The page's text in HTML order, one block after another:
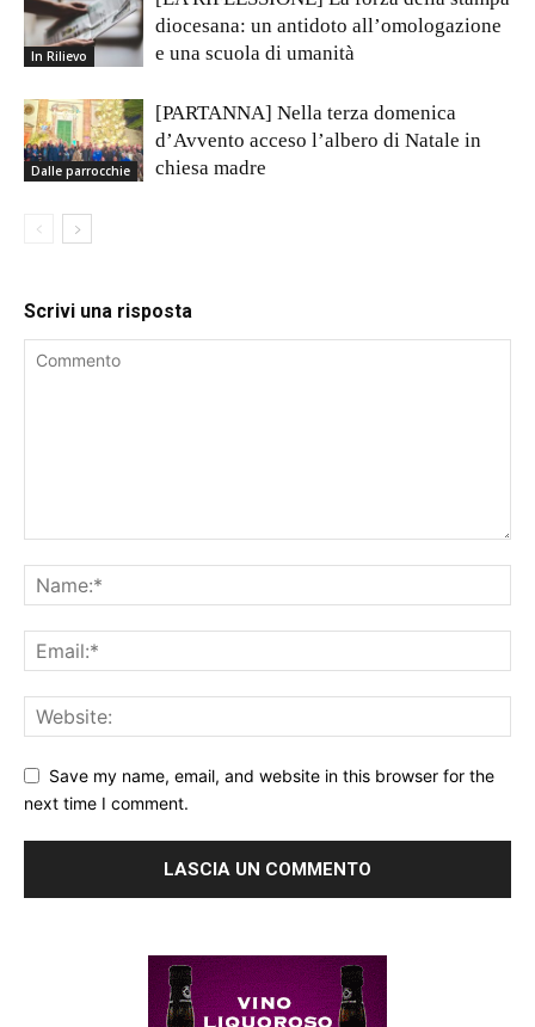
In Rilievo
diocesana: un antidoto all’omologazione
e una scuola di umanità
Dalle parrocchie
[PARTANNA] Nella terza domenica
d’Avvento acceso l’albero di Natale in
chiesa madre
Scrivi una risposta
Save my name, email, and website in this browser for the
next time I comment.